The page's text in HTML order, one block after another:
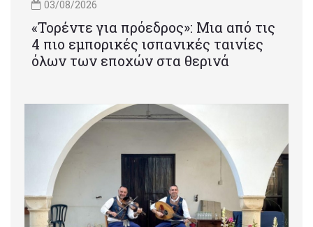
03/08/2026
«Τορέντε για πρόεδρος»: Mια από τις
4 πιο εμπορικές ισπανικές ταινίες
όλων των εποχών στα θερινά